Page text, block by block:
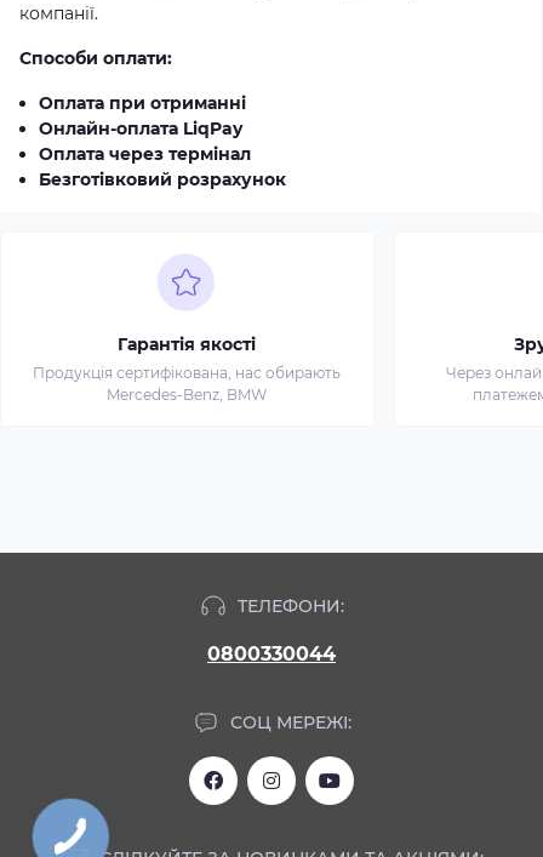
компанії.
Способи оплати:
Оплата при отриманні
Онлайн-оплата LiqPay
Оплата через термінал
Безготівковий розрахунок
Гарантія якості
Продукція сертифікована, нас обирають
Mercedes-Benz, BMW
Через
ТЕЛЕФОНИ:
0800330044
СОЦ МЕРЕЖІ: